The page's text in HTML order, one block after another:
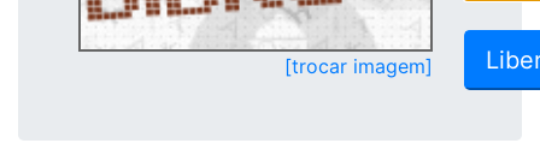
[trocar imagem]